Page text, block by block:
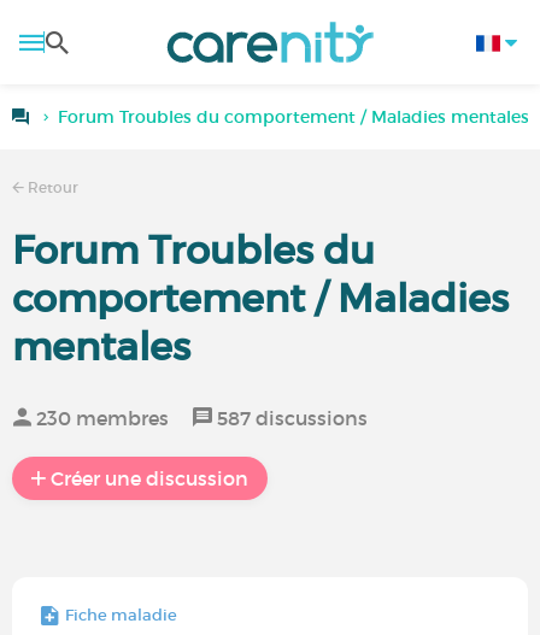
Forum Troubles du comportement / Maladies mentales
Retour
Forum Troubles du
comportement / Maladies
mentales
230 membres 587 discussions
Créer une discussion
Fiche maladie